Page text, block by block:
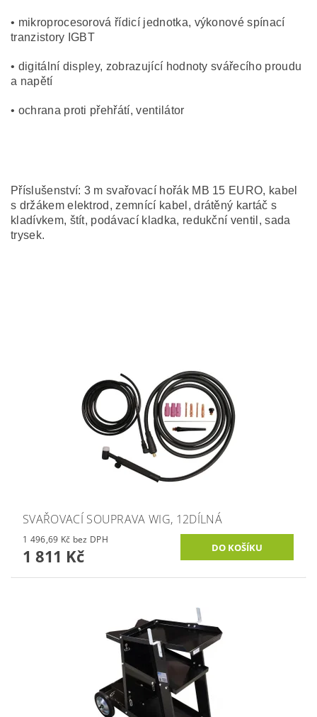
• mikroprocesorová řídicí jednotka, výkonové spínací
tranzistory IGBT
• digitální displey, zobrazující hodnoty svářecího proudu
a napětí
• ochrana proti přehřátí, ventilátor
Příslušenství: 3 m svařovací hořák MB 15 EURO, kabel
s držákem elektrod, zemnící kabel, drátěný kartáč s
kladívkem, štít, podávací kladka, redukční ventil, sada
trysek.
SVAŘOVACÍ SOUPRAVA WIG, 12DÍLNÁ
1 496,69 Kč bez DPH
1 811 Kč